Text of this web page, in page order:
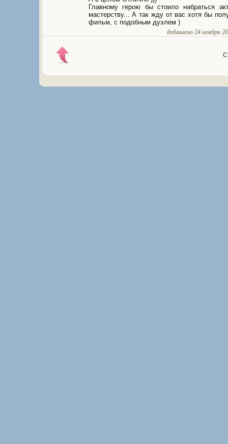
Главному герою бы стоило набраться
мастерству... А так жду от вас хотя бы
фильм, с подобным дуэлем )
добавлено 24 ноября